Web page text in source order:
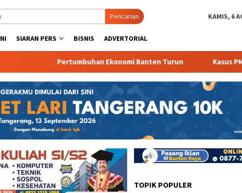
Pencarian KAMIS, 6
SIARAN PERS BISNIS ADVERTORIAL
Pertumbuhan Ekonomi Banten Turun Kasus PMI
TOPIK POPULER